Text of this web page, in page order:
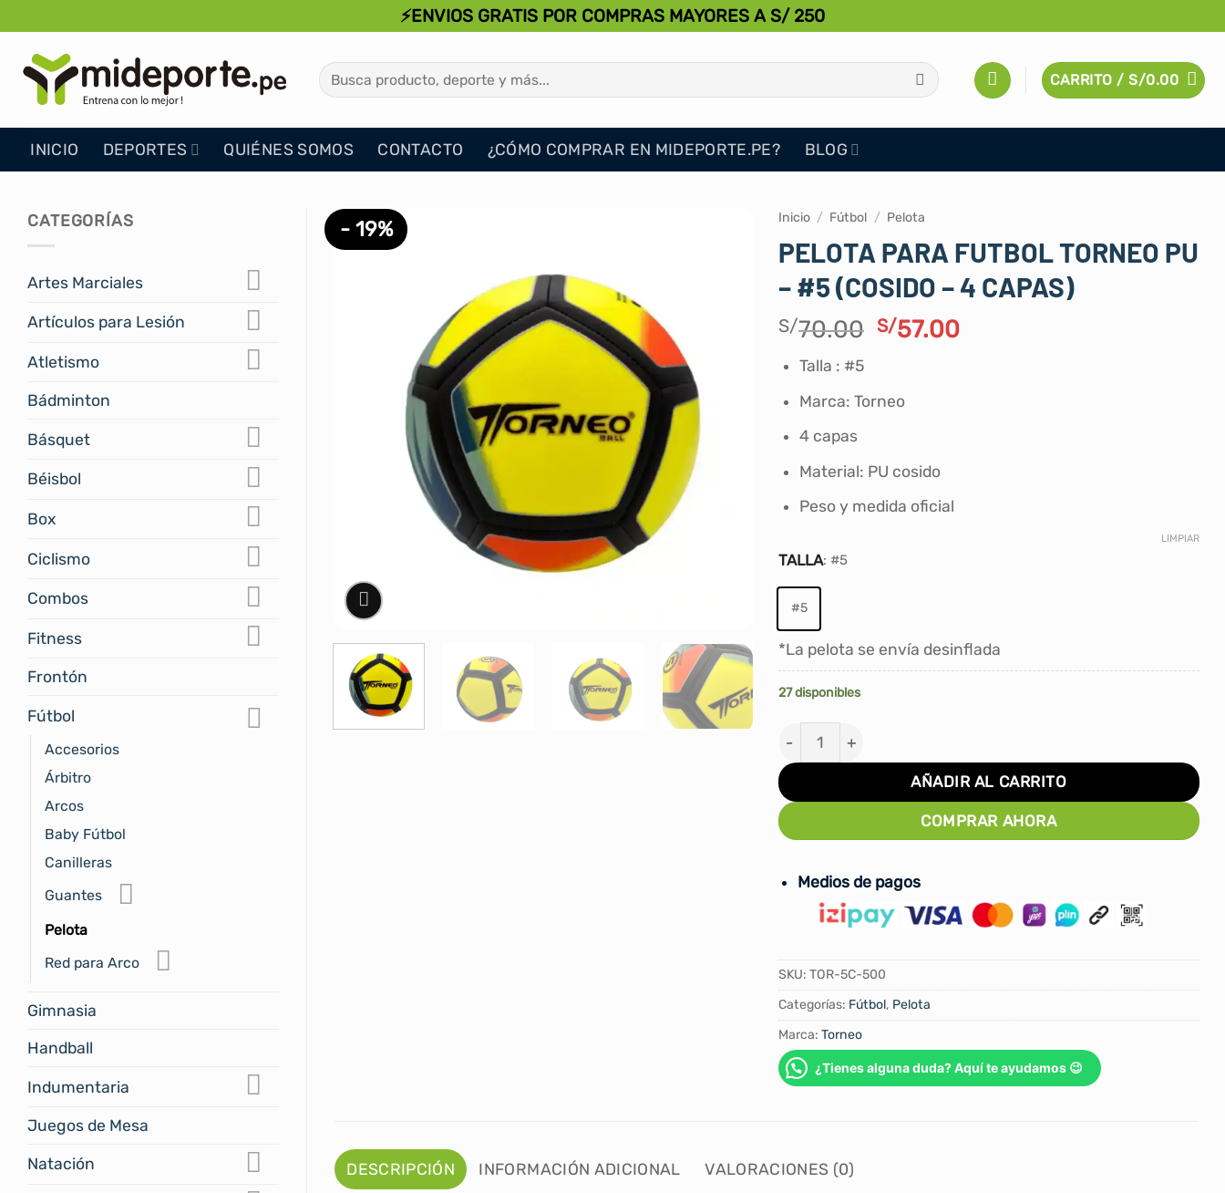
al
contenido
⚡ENVIOS GRATIS POR COMPRAS MAYORES A S/ 250
Buscar
por:
CARRITO /S/0.00
INICIO DEPORTES QUIÉNES SOMOS CONTACTO ¿CÓMO COMPRAR EN MIDEPORTE.PE? BLOG
CATEGORÍAS
Artes Marciales
Artículos para Lesión
Atletismo
Bádminton
Básquet
Béisbol
Box
Ciclismo
Combos
Fitness
Frontón
Fútbol
Accesorios
Árbitro
Arcos
Baby Fútbol
Canilleras
Guantes
Pelota
Red para Arco
Gimnasia
Handball
Indumentaria
Juegos de Mesa
Natación
- 19% Inicio / Fútbol / Pelota
PELOTA PARA FUTBOL TORNEO PU
– #5 (COSIDO – 4 CAPAS)
S/70.00 El
era:
S/57.00El
Talla : #5
Marca: Torneo
4 capas
Material: PU cosido
Peso y medida oficial
TALLA: #5
#5
LIMPIAR
*La pelota se envía desinflada
27 disponibles
PELOTA PARA FUTBOL TORNEO PU - #5 (COSIDO - 4
AÑADIR AL CARRITO
COMPRAR AHORA
Medios de pagos
SKU: TOR-5C-500
Categorías: Fútbol, Pelota
Marca: Torneo
¿Tienes alguna duda? Aquí te ayudamos 😉
DESCRIPCIÓN INFORMACIÓN ADICIONAL VALORACIONES (0)